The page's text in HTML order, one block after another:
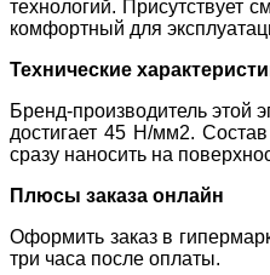
технологий. Присутствует
комфортный для
Технические
Бренд-производитель этой
достигает 45 Н/мм2.
сразу наносить на
Плюсы заказа онлайн
Оформить заказ в
три часа после оплаты.